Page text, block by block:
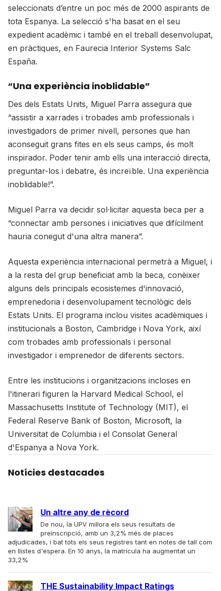
seleccionats d’entre un poc més de 2000 aspirants de
tota Espanya. La selecció s'ha basat en el seu
expedient acadèmic i també en el treball desenvolupat,
en pràctiques, en Faurecia Interior Systems Salc
España.
“Una experiència inoblidable”
Des dels Estats Units, Miguel Parra assegura que
“assistir a xarrades i trobades amb professionals i
investigadors de primer nivell, persones que han
aconseguit grans fites en els seus camps, és molt
inspirador. Poder tenir amb ells una interacció directa,
preguntar-los i debatre, és increïble. Una experiència
inoblidable!”.
Miguel Parra va decidir sol·licitar aquesta beca per a
“connectar amb persones i iniciatives que difícilment
hauria conegut d'una altra manera”.
Aquesta experiència internacional permetrà a Miguel, i
a la resta del grup beneficiat amb la beca, conèixer
alguns dels principals ecosistemes d'innovació,
emprenedoria i desenvolupament tecnològic dels
Estats Units. El programa inclou visites acadèmiques i
institucionals a Boston, Cambridge i Nova York, així
com trobades amb professionals i personal
investigador i emprenedor de diferents sectors.
Entre les institucions i organitzacions incloses en
l'itinerari figuren la Harvard Medical School, el
Massachusetts Institute of Technology (MIT), el
Federal Reserve Bank of Boston, Microsoft, la
Universitat de Columbia i el Consolat General
d'Espanya a Nova York.
Notícies destacades
Un altre any de rècord
De nou, la UPV millora els seus resultats de
preinscripció, amb un 3,2% més de places
adjudicades, i bat tots els seus registres tant en notes de tall com
en llistes d'espera. En 10 anys, la matrícula ha augmentat un
33,2%
THE Sustainability Impact Ratings